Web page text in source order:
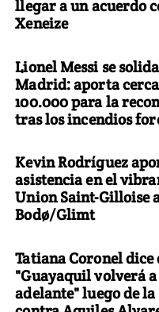
llegar a un acuerdo
Xeneize
Lionel Messi se
Madrid: aporta cerca
100.000 para la
tras los incendios
Kevin Rodríguez
asistencia en el
Union Saint-Gilloise
Bodø/Glimt
Tatiana Coronel dice
"Guayaquil volverá
adelante" luego de la